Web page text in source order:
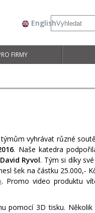
English
FIRMY
vyhrávat různé
. Naše katedra
David Ryvol. Tým si díky
šek na částku 25.000,-
. Promo video produktu
pomocí 3D tisku.